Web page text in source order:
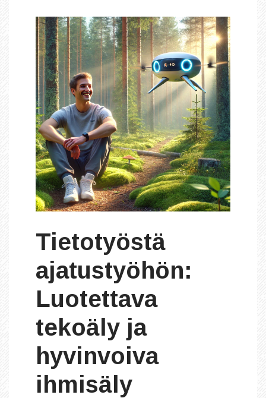
Tietotyöstä
ajatustyöhön:
Luotettava
tekoäly ja
hyvinvoiva
ihmisäly